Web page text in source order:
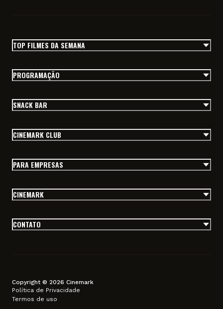
TOP FILMES DA SEMANA
PROGRAMAÇÃO
SNACK BAR
CINEMARK CLUB
PARA EMPRESAS
CINEMARK
CONTATO
Copyright © 2026 Cinemark
Política de Privacidade
Termos de uso